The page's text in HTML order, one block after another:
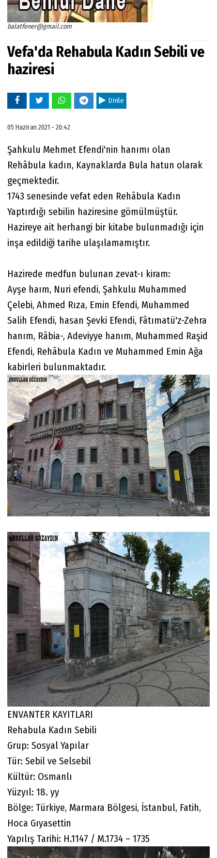
balatfener@gmail.com
Vefa'da Rehabula Kadın Sebili ve
haziresi
Dinle
05 Haziran 2021 - 20:42
Şahkulu Mehmet Efendi'nin hanımı olan
Rehâbula kadın, Kaynaklarda Bula hatun olarak
geçmektedir.
1743 senesinde vefat eden Rehâbula Kadın
Yaptırdığı sebilin haziresine gömülmüştür.
Hazireye ait herhangi bir kitabe bulunmadığı için
inşa edildiği tarihe ulaşılamamıştır.
Hazirede medfun bulunan zevat-ı kiram:
Ayşe haım, Nuri efendi, Şahkulu Muhammed
Çelebi, Ahmed Rıza, Emin Efendi, Muhammed
Salih Efendi, hasan Şevki Efendi, Fâtımatü'z-Zehra
hanım, Râbia-, Adeviyye hanım, Muhammed Raşid
Efendi, Rehâbula Kadın ve Muhammed Emin Ağa
kabirleri bulunmaktadır.
ENVANTER KAYITLARI
Rehabula Kadın Sebili
Grup: Sosyal Yapılar
Tür: Sebil ve Selsebil
Kültür: Osmanlı
Yüzyıl: 18. yy
Bölge: Türkiye, Marmara Bölgesi, İstanbul, Fatih,
Hoca Gıyasettin
Yapılış Tarihi: H.1147 / M.1734 – 1735